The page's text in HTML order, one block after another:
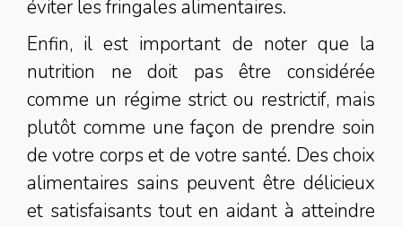
éviter les fringales alimentaires.
Enfin, il est important de noter que la
nutrition ne doit pas être considérée
comme un régime strict ou restrictif, mais
plutôt comme une façon de prendre soin
de votre corps et de votre santé. Des choix
alimentaires sains peuvent être délicieux
et satisfaisants tout en aidant à atteindre